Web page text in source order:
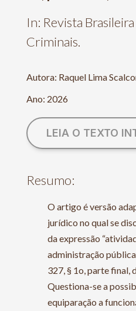
In: Revista
Criminais.
Autora: Raquel Lima
Ano: 2026
LEIA O TEXTO
Resumo:
O artigo é versão
jurídico no qual se
da expressão
administração
327, § 1o, parte final,
Questiona-se a
equiparação a